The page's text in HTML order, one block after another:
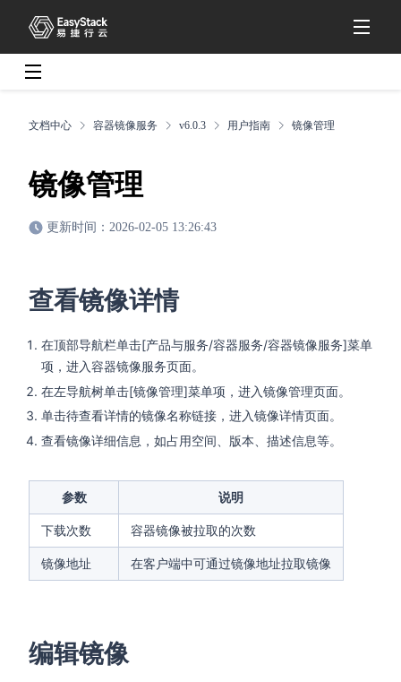
文档中心 容器镜像服务 v6.0.3 用户指南 镜像管理
镜像管理
更新时间：2026-02-05 13:26:43
查看镜像详情
在顶部导航栏单击[产品与服务/容器服务/容器镜像服务]菜单
项，进入容器镜像服务页面。
在左导航树单击[镜像管理]菜单项，进入镜像管理页面。
单击待查看详情的镜像名称链接，进入镜像详情页面。
查看镜像详细信息，如占用空间、版本、描述信息等。
参数 说明
下载次数 容器镜像被拉取的次数
镜像地址 在客户端中可通过镜像地址拉取镜像
编辑镜像